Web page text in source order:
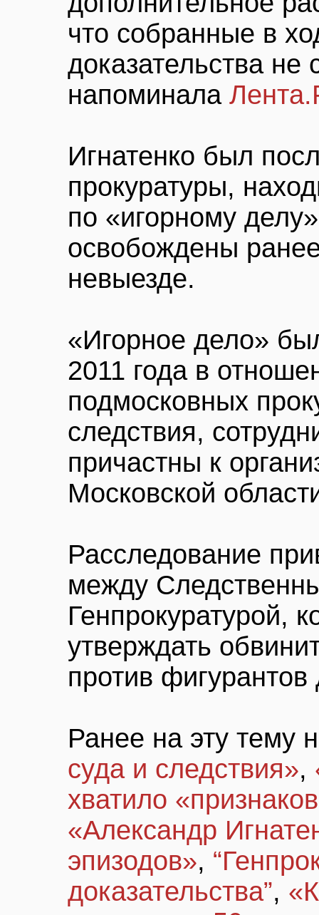
что собранные в
доказательства не
напоминала
Игнатенко был
прокуратуры,
по «игорному
освобождены
невыезде.
«Игорное дело»
2011 года в
подмосковных
следствия,
причастны к
Московской
Расследование
между
Генпрокуратурой,
утверждать
против фигурантов
Ранее на эту тему
суда и следствия»,
хватило
«Александр
эпизодов»,
доказательства”,